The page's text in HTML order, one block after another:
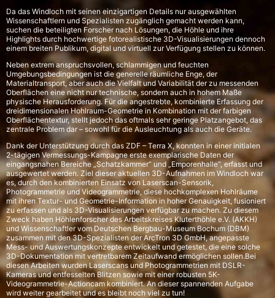
Da das Windloch mit seinen einzigartigen Details nur ausgewählten
Wissenschaftlern und Spezialisten zugänglich gemacht werden kann,
suchen die beteiligten Forscher nach Lösungen, die Höhle und ihre
Highlights durch hochwertige fotorealistische 3D-Visualisierungen dennoch
einem breiten Publikum, digital und virtuell zur Verfügung stellen zu können.
Neben extrem anspruchsvollen, schlammigen und feuchten
Umgebungsbedingungen ist die generelle räumliche Enge, der
Materialtransport, aber auch die Vielfalt und Variabilität der zu messenden
Oberflächen eine nicht nur technische, sondern auch in hohem Maße
physische Herausforderung. Für die angestrebte, kombinierte Erfassung der
dreidimensionalen Hohlraum-Geometrie in Kombination mit der farbigen
Oberflächentextur, stellt jedoch das oftmals sehr geringe Platzangebot, das
zentrale Problem dar – sowohl für die Ausleuchtung als auch die Geräte.
Dank der Unterstützung durch das ZDF – Terra X, konnten in einer initialen
2-tägigen Vermessungs-Kampagne erste exemplarische Daten der
eingangsnahen Bereiche „Schatzkammer“ und „Emporenhalle“, erfasst und
ausgewertet werden. Ziel dieser aktuellen 3D-Aufnahmen im Windloch war
es, durch den kombinierten Einsatz von Laserscan-Sensorik,
Photogrammetrie und Videogrammetrie, diese hochkomplexen Hohlräume
mit ihren Textur- und Geometrie-Information in hoher Genauigkeit, fusioniert
zu erfassen und als 3D-Visualisierungen verfügbar zu machen. Zu diesem
Zweck haben Höhlenforscher des Arbeitskreises Kluterthöhle e.V. (AKKH)
und Wissenschaftler vom Deutschen Bergbau-Museum Bochum (DBM)
zusammen mit den 3D-Spezialisten der ArcTron 3D GmbH, angepasste
Mess- und Auswertungskonzepte entwickelt und getestet, die eine solche
3D-Dokumentation mit vertretbarem Zeitaufwand ermöglichen sollen.Bei
diesen Arbeiten wurden Laserscans und Photogrammetrien mit DSLR-
Kameras und entfesselten Blitzen sowie mit einer robusten 5K-
Videogrammetrie-Actioncam kombiniert. An dieser spannenden Aufgabe
wird weiter gearbeitet und es bleibt noch viel zu tun!